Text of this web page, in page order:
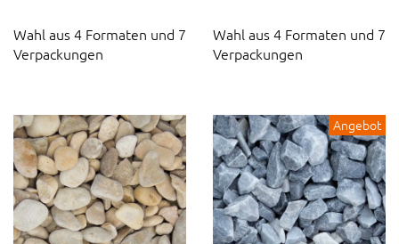
Wahl aus 4 Formaten und 7
Verpackungen
Wahl aus 4 Formaten und 7
Verpackungen
Angebot